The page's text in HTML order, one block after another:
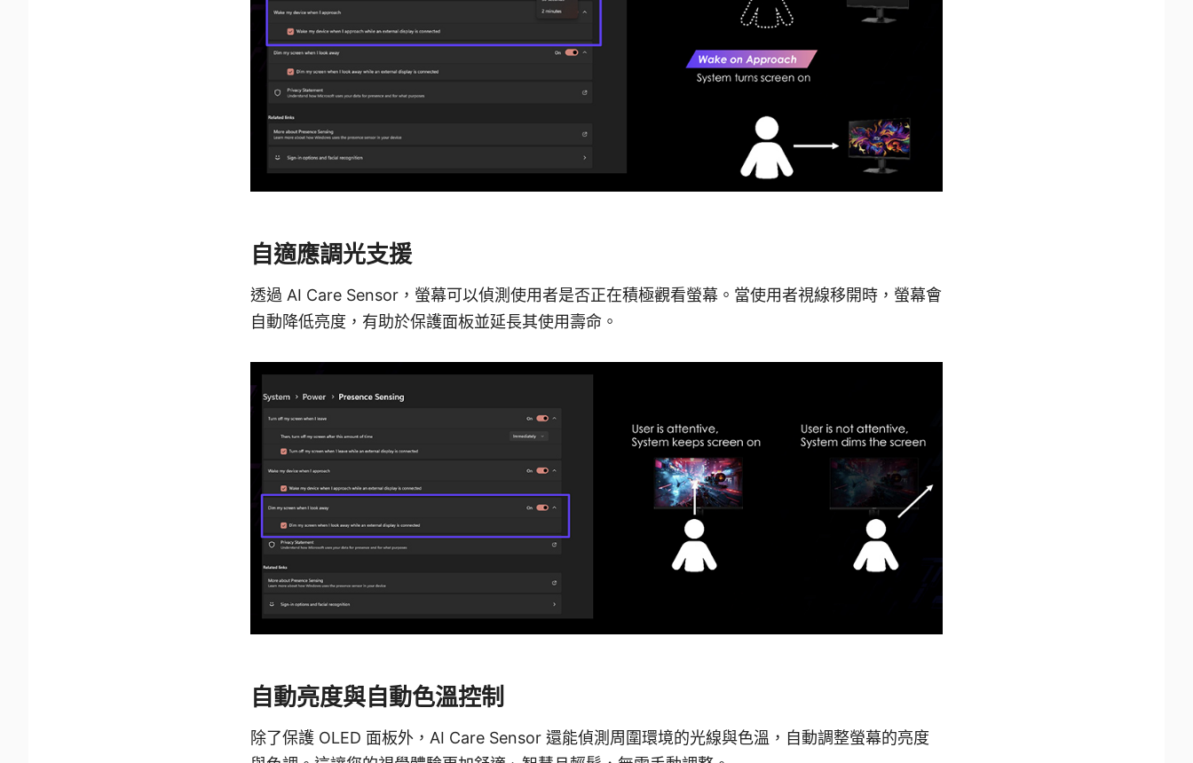
自適應調光支援
透過 AI Care Sensor，螢幕可以偵測使用者是否正在積極觀看螢幕。當使用者視線移開時，螢幕會
自動降低亮度，有助於保護面板並延長其使用壽命。
自動亮度與自動色溫控制
除了保護 OLED 面板外，AI Care Sensor 還能偵測周圍環境的光線與色溫，自動調整螢幕的亮度